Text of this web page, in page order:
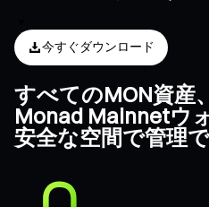
今すぐダウンロード
すべてのMON資産
Monad Mainnetウ
安全な空間で管理で